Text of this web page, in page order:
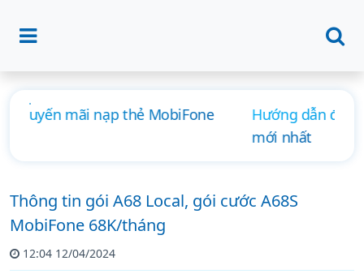
Hướng dẫn đăng ký 4G MobiFone ngày, tháng
Thông tin gói A68 Local, gói cước A68S
MobiFone 68K/tháng
12:04 12/04/2024